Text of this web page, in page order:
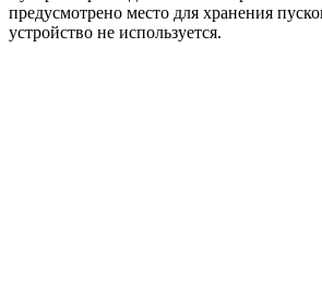
предусмотрено место для хранения
устройство не используется.